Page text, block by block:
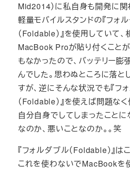
Mid2014）に私自身も開発に
軽量モバイルスタンドの『フォ
（Foldable）』を使用していて
MacBook Proが貼り付くことが
もなかったので、バッテリー膨
んでした。思わぬところに落と
すが、逆にそんな状況でも『フ
（Foldable）』を使えば問題な
自分自身でしてしまったことに
なのか、悪いことなのか。。笑
『フォルダブル（Foldable）』は
これを使わないでMacBookを